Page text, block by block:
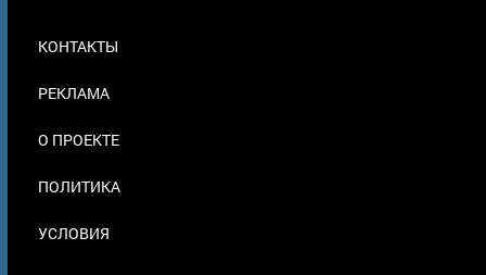
В
КОНТАКТЫ
РЕКЛАМА
О ПРОЕКТЕ
ПОЛИТИКА
УСЛОВИЯ